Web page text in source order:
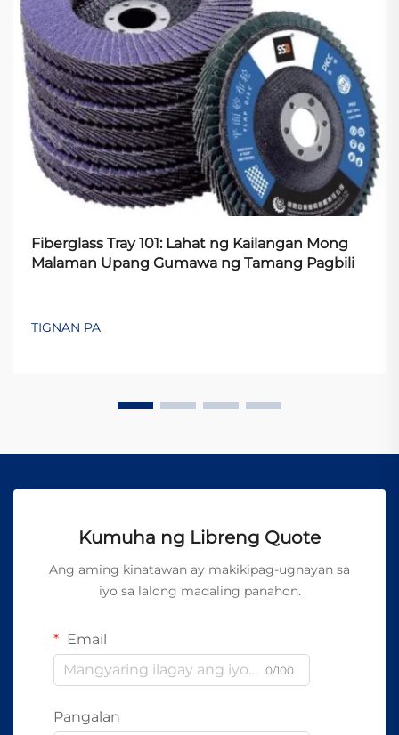
Fiberglass Tray 101: Lahat ng Kailangan Mong
Malaman Upang Gumawa ng Tamang Pagbili
TIGNAN PA
Kumuha ng Libreng Quote
Ang aming kinatawan ay makikipag-ugnayan sa
iyo sa lalong madaling panahon.
Email
0/100
Pangalan